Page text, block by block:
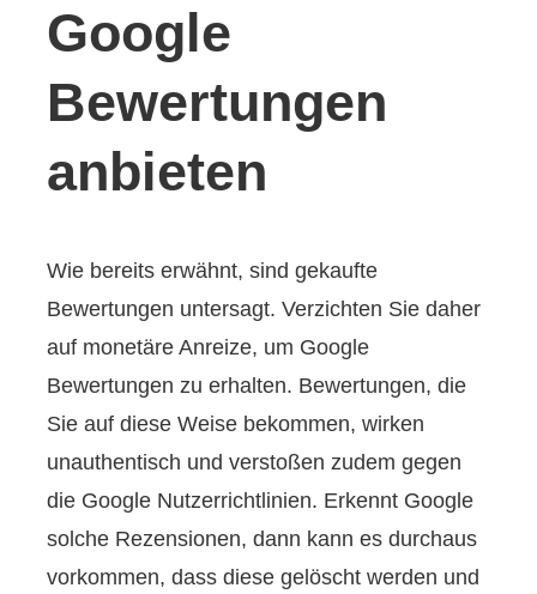
Google
Bewertungen
anbieten
Wie bereits erwähnt, sind gekaufte
Bewertungen untersagt. Verzichten Sie daher
auf monetäre Anreize, um Google
Bewertungen zu erhalten. Bewertungen, die
Sie auf diese Weise bekommen, wirken
unauthentisch und verstoßen zudem gegen
die Google Nutzerrichtlinien. Erkennt Google
solche Rezensionen, dann kann es durchaus
vorkommen, dass diese gelöscht werden und